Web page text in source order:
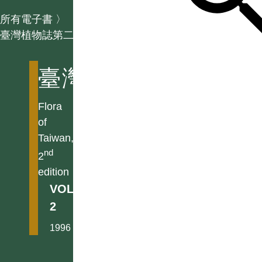
所有電子書 〉
臺灣植物誌第二版
臺灣植物誌第二版
Flora
of
Taiwan,
2nd
edition
VOL.
2
1996